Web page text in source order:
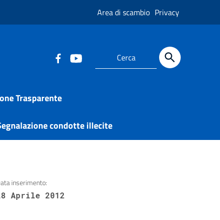
Area di scambio Privacy
Trasparente
condotte illecite
inserimento:
Aprile 2012